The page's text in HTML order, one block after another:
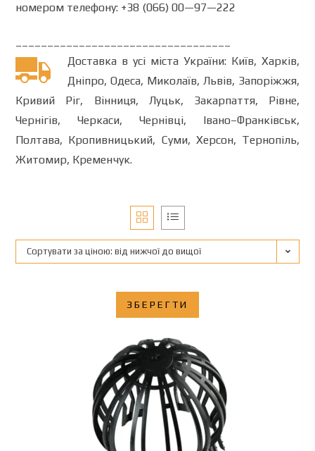
номером телефону: +38 (066) 00—97—222
Доставка в усі міста України: Київ, Харків,
Дніпро, Одеса, Миколаїв, Львів, Запоріжжя,
Кривий
Ріг, Вінниця, Луцьк, Закарпаття, Рівне,
Чернігів, Черкаси, Чернівці, Івано–Франківськ,
Полтава, Кропивницький, Суми, Херсон, Тернопіль,
Житомир, Кременчук.
Сортувати за ціною: від нижчої до вищої
ЗБЕРЕГТИ